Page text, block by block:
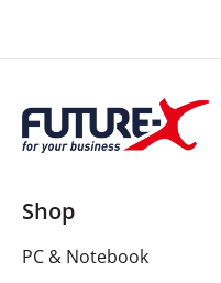
Überspannungsschutz
Übertragungszeit
Energie-Nennleistung
Shop
PC & Notebook